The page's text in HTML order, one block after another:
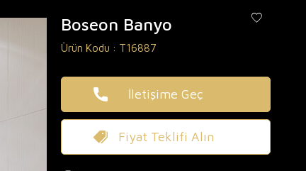
Boseon Banyo
Ürün Kodu : T16887
İletişime Geç
Fiyat Teklifi Alın